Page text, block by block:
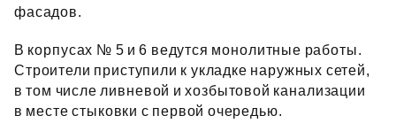
фасадов.
В корпусах № 5 и 6 ведутся монолитные работы.
Строители приступили к укладке наружных сетей,
в том числе ливневой и хозбытовой канализации
в месте стыковки с первой очередью.